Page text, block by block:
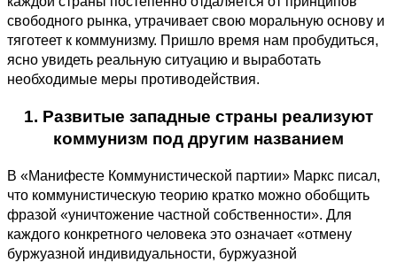
свободного рынка, утрачивает свою моральную основу и
тяготеет к коммунизму. Пришло время нам пробудиться,
ясно увидеть реальную ситуацию и выработать
необходимые меры противодействия.
1. Развитые западные страны реализуют
коммунизм под другим названием
В «Манифесте Коммунистической партии» Маркс писал,
что коммунистическую теорию кратко можно обобщить
фразой «уничтожение частной собственности». Для
каждого конкретного человека это означает «отмену
буржуазной индивидуальности, буржуазной